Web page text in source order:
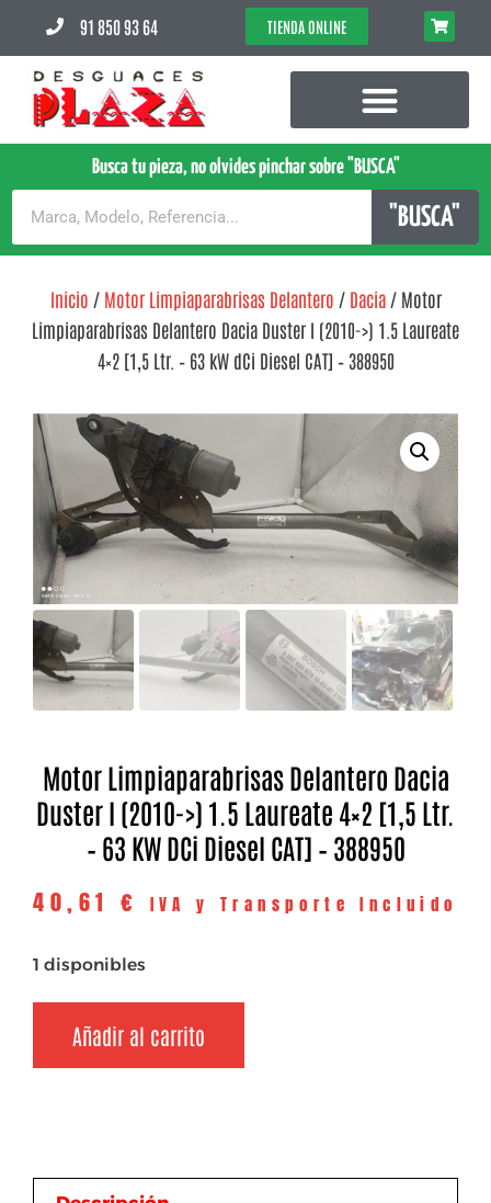
91 850 93 64 TIENDA ONLINE
Busca tu pieza, no olvides pinchar sobre "BUSCA"
"BUSCA"
Inicio / Motor Limpiaparabrisas Delantero / Dacia/ Motor
Limpiaparabrisas Delantero Dacia Duster I (2010->) 1.5 Laureate
4×2 [1,5 Ltr. – 63 kW dCi Diesel CAT] – 388950
Motor Limpiaparabrisas Delantero Dacia
Duster I (2010->) 1.5 Laureate 4×2 [1,5 Ltr.
– 63 KW DCi Diesel CAT] – 388950
40,61 € IVA y Transporte Incluido
1 disponibles
Añadir al carrito